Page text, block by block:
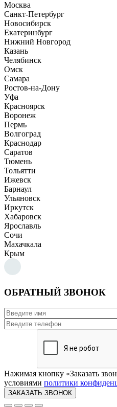
Москва
Санкт-Петербург
Новосибирск
Екатеринбург
Нижний Новгород
Казань
Челябинск
Омск
Самара
Ростов-на-Дону
Уфа
Красноярск
Воронеж
Пермь
Волгоград
Краснодар
Саратов
Тюмень
Тольятти
Ижевск
Барнаул
Ульяновск
Иркутск
Хабаровск
Ярославль
Сочи
Махачкала
Крым
ОБРАТНЫЙ ЗВОНОК
Нажимая кнопку «Заказать
условиями политики